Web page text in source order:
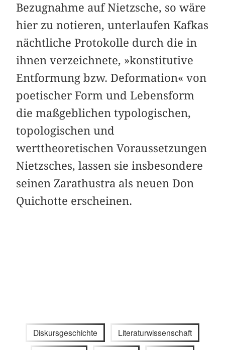
Bezugnahme auf Nietzsche, so wäre
hier zu notieren, unterlaufen Kafkas
nächtliche Protokolle durch die in
ihnen verzeichnete, »konstitutive
Entformung bzw. Deformation« von
poetischer Form und Lebensform
die maßgeblichen typologischen,
topologischen und
werttheoretischen Voraussetzungen
Nietzsches, lassen sie insbesondere
seinen Zarathustra als neuen Don
Quichotte erscheinen.
Diskursgeschichte Literaturwissenschaft